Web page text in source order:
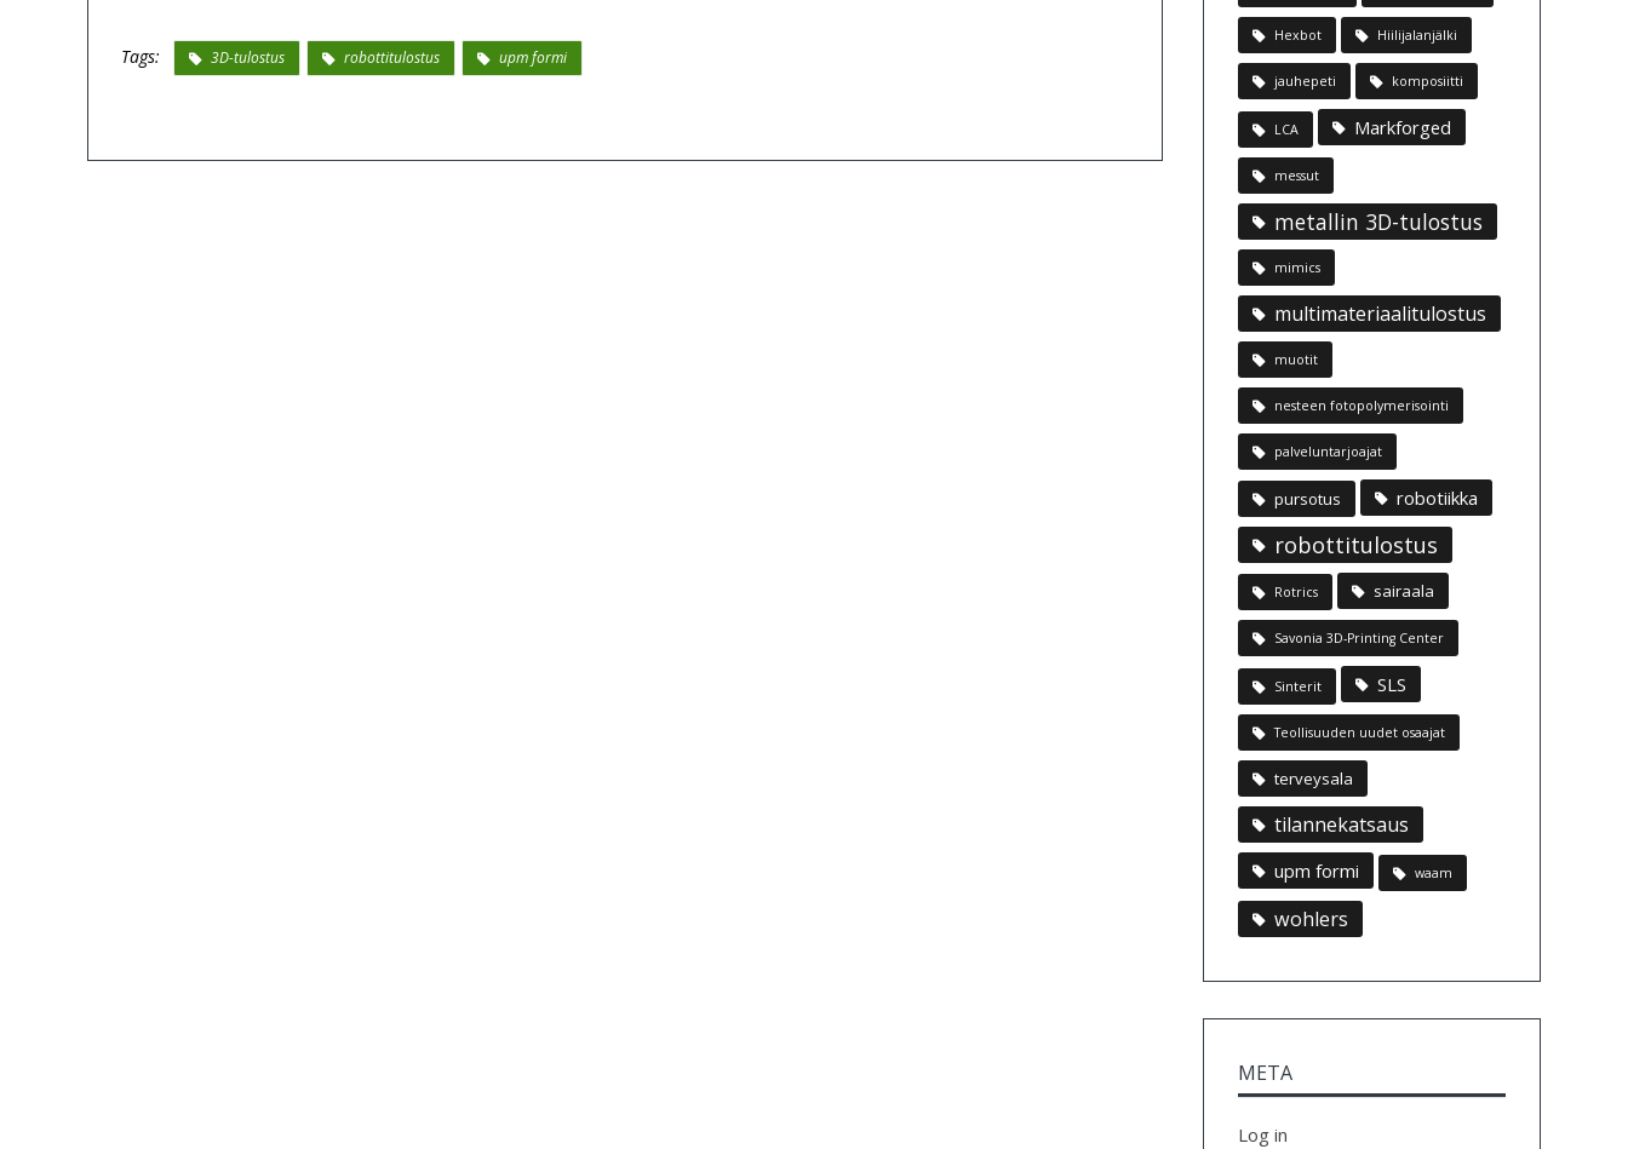
Tags: 3D-tulostus robottitulostus upm formi
Hexbot Hiilijalanjälki
jauhepeti komposiitti
LCA Markforged
messut
metallin 3D-tulostus
mimics
multimateriaalitulostus
muotit
nesteen fotopolymerisointi
palveluntarjoajat
pursotus robotiikka
robottitulostus
Rotrics sairaala
Savonia 3D-Printing Center
Sinterit SLS
Teollisuuden uudet osaajat
terveysala
tilannekatsaus
upm formi waam
wohlers
META
Log in